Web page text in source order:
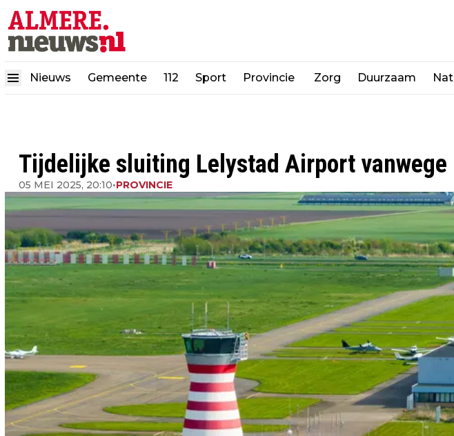
Nieuws Gemeente 112 Sport Provincie Zorg Duurzaam
Tijdelijke sluiting Lelystad Airport vanwege
05 MEI 2025, 20:10•PROVINCIE